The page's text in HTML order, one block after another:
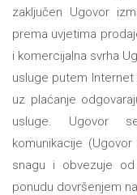
zaključen Ugovor
prema uvjetima
i komercijalna svrha
usluge putem
uz plaćanje
usluge. Ugovor
komunikacije
snagu i obvezuje od
ponudu dovršenjem